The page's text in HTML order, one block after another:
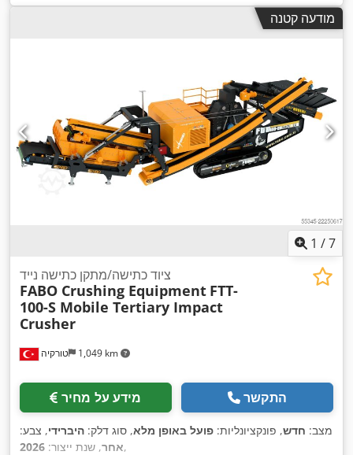
מודעה קטנה
1 /7
טורקיה 1,049 km
ציוד כתישה/מתקן כתישה נייד
FABO Crushing Equipment FTT-
100-S Mobile Tertiary Impact
Crusher
מידע על מחיר התקשר
מצב: חדש, פונקציונליות: פועל באופן מלא, סוג דלק: היברידי, צבע:
אחר, שנת ייצור: 2026 ,